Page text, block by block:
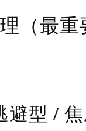
（最
避型 /